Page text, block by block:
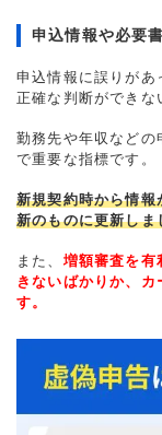
申込情報や必要
申込情報に誤りがあ
正確な判断ができな
勤務先や年収などの
で重要な指標です。
新規契約時から情報
新のものに更新しま
また、 増額審査を有
きないばかりか、
す。